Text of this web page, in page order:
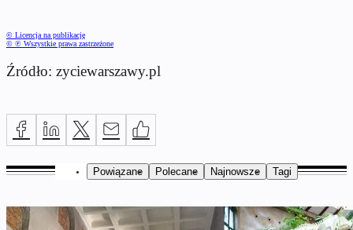
© Licencja na publikację
© ℗ Wszystkie prawa zastrzeżone
Źródło: zyciewarszawy.pl
Powiązane Polecane Najnowsze Tagi